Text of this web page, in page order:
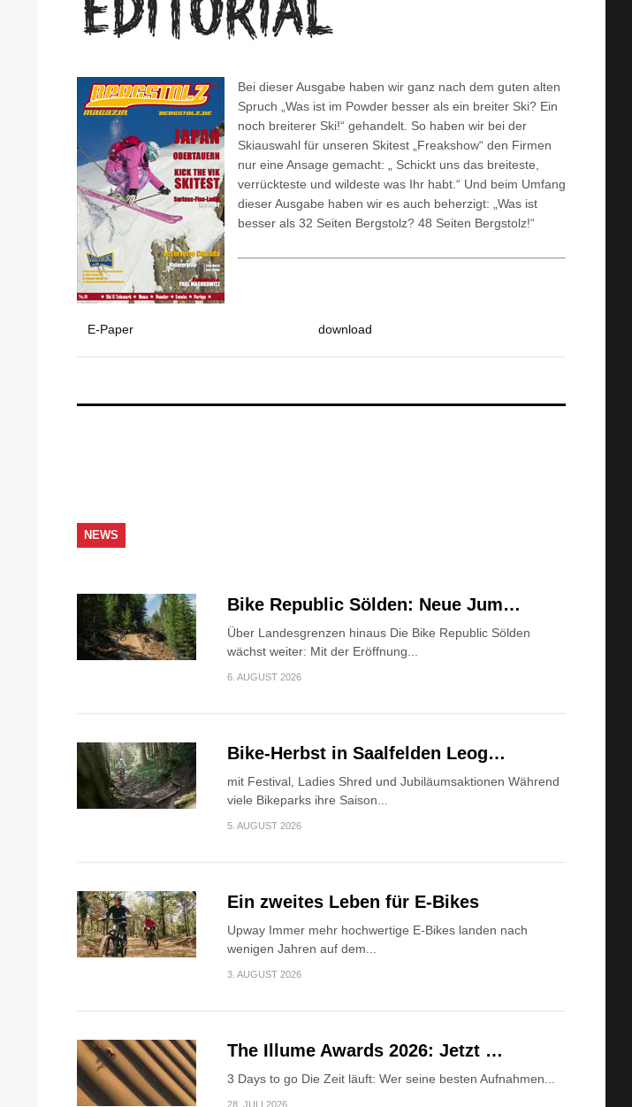
Bei dieser Ausgabe haben wir ganz nach dem guten alten
Spruch „Was ist im Powder besser als ein breiter Ski? Ein
noch breiterer Ski!“ gehandelt. So haben wir bei der
Skiauswahl für unseren Skitest „Freakshow“ den Firmen
nur eine Ansage gemacht: „ Schickt uns das breiteste,
verrückteste und wildeste was Ihr habt.“ Und beim Umfang
dieser Ausgabe haben wir es auch beherzigt: „Was ist
besser als 32 Seiten Bergstolz? 48 Seiten Bergstolz!“
E-Paper download
NEWS
Bike Republic Sölden: Neue Jum…
Über Landesgrenzen hinaus Die Bike Republic Sölden
wächst weiter: Mit der Eröffnung...
6. AUGUST 2026
Bike-Herbst in Saalfelden Leog…
mit Festival, Ladies Shred und Jubiläumsaktionen Während
viele Bikeparks ihre Saison...
5. AUGUST 2026
Ein zweites Leben für E-Bikes
Upway Immer mehr hochwertige E-Bikes landen nach
wenigen Jahren auf dem...
3. AUGUST 2026
The Illume Awards 2026: Jetzt …
3 Days to go Die Zeit läuft: Wer seine besten Aufnahmen...
28. JULI 2026